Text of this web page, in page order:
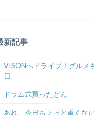
新記事
VISONへドライブ！グルメ
日
ドラム式買ったどん
あれ、今日ちょっと重くな